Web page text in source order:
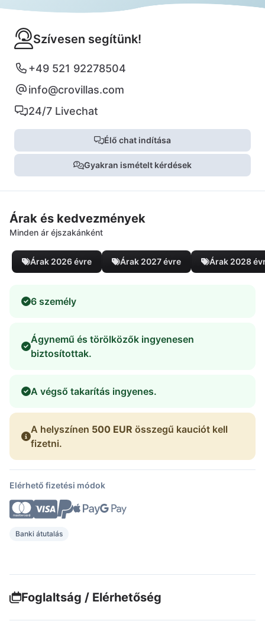
Szívesen segítünk!
+49 521 92278504
info@crovillas.com
24/7 Livechat
Élő chat indítása
Gyakran ismételt kérdések
Árak és kedvezmények
Minden ár éjszakánként
Árak 2026 évre Árak 2027 évre Árak 2028
6 személy
Ágynemű és törölközők ingyenesen
biztosítottak.
A végső takarítás ingyenes.
A helyszínen 500 EUR összegű kauciót kell
fizetni.
Elérhető fizetési módok
Banki átutalás
Foglaltság / Elérhetőség